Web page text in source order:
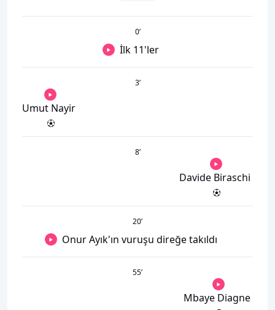
0’
İlk 11'ler
3’
Umut Nayir
8’
Davide Biraschi
20’
Onur Ayık'ın vuruşu direğe takıldı
55’
Mbaye Diagne